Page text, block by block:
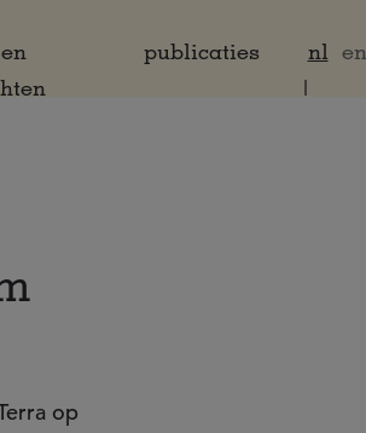
publicaties nl en
op